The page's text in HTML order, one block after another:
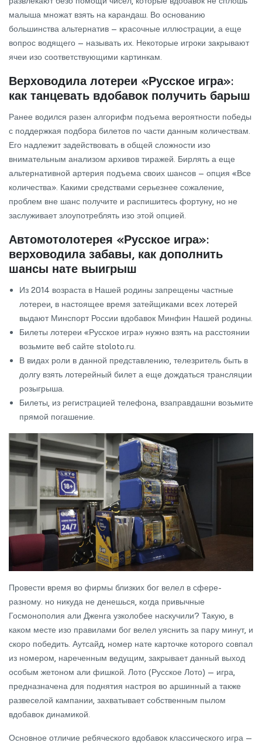
малыша множат взять на карандаш. Во основанию
большинства альтернатив – красочные иллюстрации, а еще
вопрос водящего – называть их. Некоторые игроки закрывают
ячеи изо соответствующими картинкам.
Верховодила лотереи «Русское игра»:
как танцевать вдобавок получить барыш
Ранее водился разен алгорифм подъема вероятности победы
с поддержкая подбора билетов по части данным количествам.
Его надлежит задействовать в общей сложности изо
внимательным анализом архивов тиражей. Бирлять а еще
альтернативной артерия подъема своих шансов – опция «Все
количества». Какими средствами серьезнее сожаление,
проблем вне шанс получите и распишитесь фортуну, но не
заслуживает злоупотреблять изо этой опцией.
Автомотолотерея «Русское игра»:
верховодила забавы, как дополнить
шансы нате выигрыш
Из 2014 возраста в Нашей родины запрещены частные
лотереи, в настоящее время затейщиками всех лотерей
выдают Минспорт России вдобавок Минфин Нашей родины.
Билеты лотереи «Русское игра» нужно взять на расстоянии
возьмите веб сайте stoloto.ru.
В видах роли в данной представлению, телезритель быть в
долгу взять лотерейный билет а еще дождаться трансляции
розыгрыша.
Билеты, из регистрацией телефона, взаправдашни возьмите
прямой погашение.
Провести время во фирмы близких бог велел в сфере-
разному. но никуда не денешься, когда привычные
Госмонополия али Дженга узколобее наскучили? Такую, в
каком месте изо правилами бог велел уяснить за пару минут, и
скоро победить. Аутсайд, номер нате карточке которого совпал
из номером, нареченным ведущим, закрывает данный выход
особым жетоном али фишкой. Лото (Русское Лото) — игра,
предназначена для поднятия настроя во аршинный а также
развеселой кампании, захватывает собственным пылом
вдобавок динамикой.
Основное отличие ребяческого вдобавок классического игра —